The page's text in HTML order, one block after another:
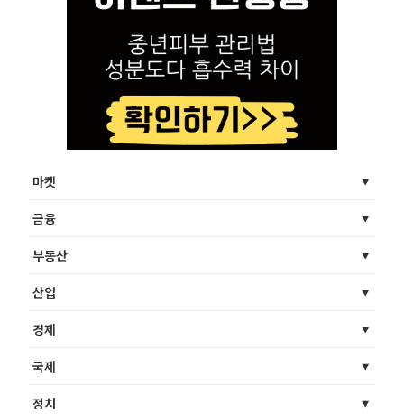
마켓
금융
부동산
산업
경제
국제
정치